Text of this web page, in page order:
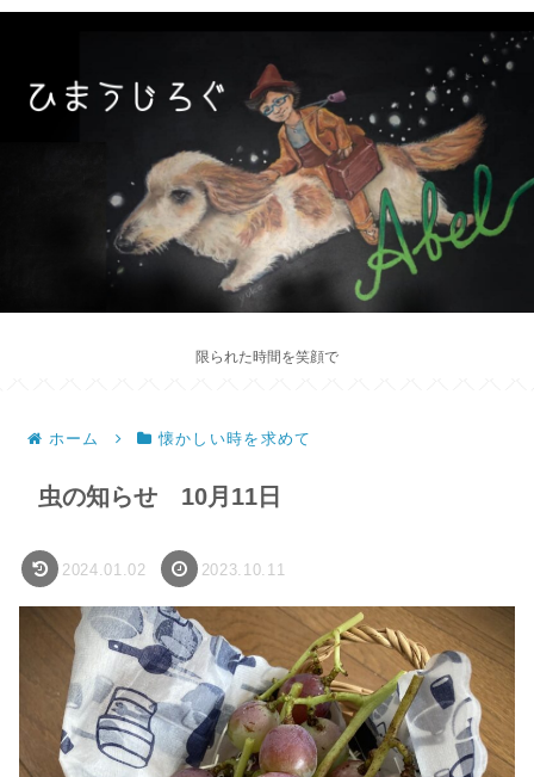
限られた時間を笑顔で
ホーム 懐かしい時を求めて
虫の知らせ 10月11日
2024.01.02 2023.10.11